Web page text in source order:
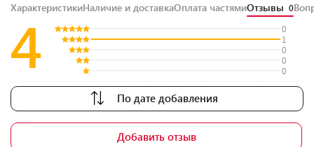
ХарактеристикиНаличие и доставкаОплата частямиОтзывы 0
4
0
1
0
0
0
По дате добавления
Добавить отзыв